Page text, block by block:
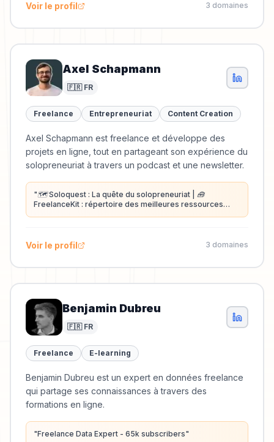
Voir le profil 3 domaines
Axel Schapmann
🇫🇷 FR
Freelance Entrepreneuriat Content Creation
Axel Schapmann est freelance et développe des
projets en ligne, tout en partageant son expérience du
solopreneuriat à travers un podcast et une newsletter.
"🗺️ Soloquest : La quête du solopreneuriat | 🧰
FreelanceKit : répertoire des meilleures ressources
Voir le profil 3 domaines
Benjamin Dubreu
🇫🇷 FR
Freelance E-learning
Benjamin Dubreu est un expert en données freelance
qui partage ses connaissances à travers des
formations en ligne.
"Freelance Data Expert - 65k subscribers"